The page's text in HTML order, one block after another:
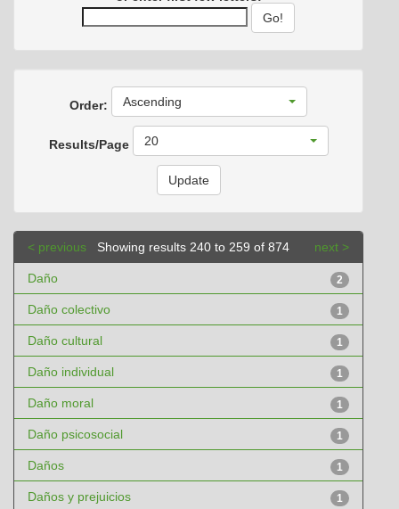
Order: Ascending
Results/Page 20
Showing results 240 to 259 of 874
< previous next >
Daño 2
Daño colectivo 1
Daño cultural 1
Daño individual 1
Daño moral 1
Daño psicosocial 1
Daños 1
Daños y prejuicios 1